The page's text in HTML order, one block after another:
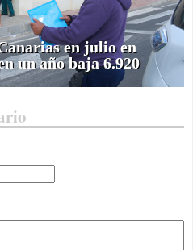
en julio en
un año baja 6.920